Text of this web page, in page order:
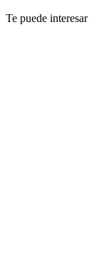
Te puede interesar